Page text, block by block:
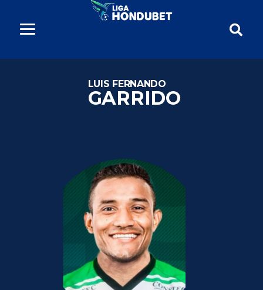
LUIS FERNANDO
GARRIDO